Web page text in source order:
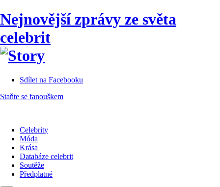
Nejnovější zprávy ze světa
celebrit
Sdílet na Facebooku
Staňte se fanouškem
Celebrity
Móda
Krása
Databáze celebrit
Soutěže
Předplatné